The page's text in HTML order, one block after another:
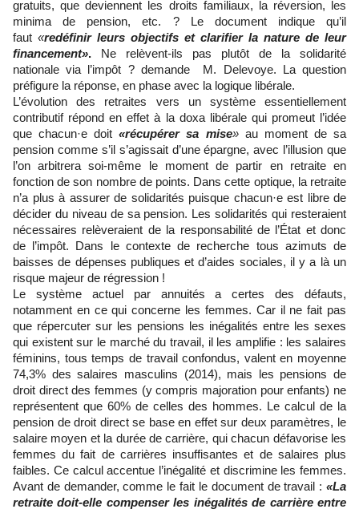
gratuits, que deviennent les droits familiaux, la réversion, les
minima de pension, etc. ? Le document indique qu’il
faut «redéfinir leurs objectifs et clarifier la nature de leur
financement». Ne relèvent-ils pas plutôt de la solidarité
nationale via l’impôt ? demande M. Delevoye. La question
préfigure la réponse, en phase avec la logique libérale.
L’évolution des retraites vers un système essentiellement
contributif répond en effet à la doxa libérale qui promeut l’idée
que chacun·e doit«récupérer sa mise»au moment de sa
pension comme s’il s’agissait d’une épargne, avec l’illusion que
l’on arbitrera soi-même le moment de partir en retraite en
fonction de son nombre de points. Dans cette optique, la retraite
n’a plus à assurer de solidarités puisque chacun·e est libre de
décider du niveau de sa pension. Les solidarités qui resteraient
nécessaires relèveraient de la responsabilité de l’État et donc
de l’impôt. Dans le contexte de recherche tous azimuts de
baisses de dépenses publiques et d’aides sociales, il y a là un
risque majeur de régression !
Le système actuel par annuités a certes des défauts,
notamment en ce qui concerne les femmes. Car il ne fait pas
que répercuter sur les pensions les inégalités entre les sexes
qui existent sur le marché du travail, il les amplifie : les salaires
féminins, tous temps de travail confondus, valent en moyenne
74,3% des salaires masculins (2014), mais les pensions de
droit direct des femmes (y compris majoration pour enfants) ne
représentent que 60% de celles des hommes. Le calcul de la
pension de droit direct se base en effet sur deux paramètres, le
salaire moyen et la durée de carrière, qui chacun défavorise les
femmes du fait de carrières insuffisantes et de salaires plus
faibles. Ce calcul accentue l’inégalité et discrimine les femmes.
Avant de demander, comme le fait le document de travail : «La
retraite doit-elle compenser les inégalités de carrière entre